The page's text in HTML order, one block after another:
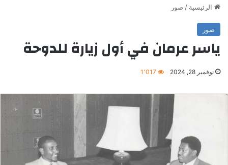
الرئيسية / صور
صور
ياسر عرمان في أول زيارة للدوحة
نوفمبر 28, 2024 1٬017